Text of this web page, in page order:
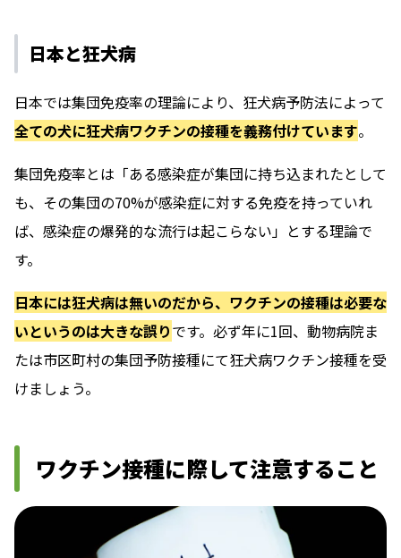
日本と狂犬病
日本では集団免疫率の理論により、狂犬病予防法によって
全ての犬に狂犬病ワクチンの接種を義務付けています。
集団免疫率とは「ある感染症が集団に持ち込まれたとして
も、その集団の70%が感染症に対する免疫を持っていれ
ば、感染症の爆発的な流行は起こらない」とする理論で
す。
日本には狂犬病は無いのだから、ワクチンの接種は必要な
いというのは大きな誤りです。必ず年に1回、動物病院ま
たは市区町村の集団予防接種にて狂犬病ワクチン接種を受
けましょう。
ワクチン接種に際して注意すること